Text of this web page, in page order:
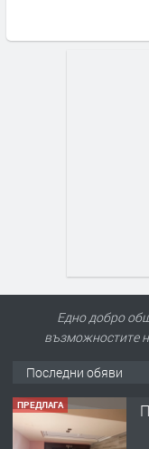
Едно добро
възможностите
Последни обяви
ПРЕДЛАГА